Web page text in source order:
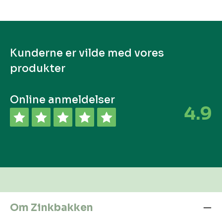
Kunderne er vilde med vores
produkter
Online anmeldelser
4.9
Om Zinkbakken